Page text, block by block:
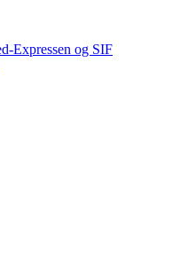
Expressen og SIF